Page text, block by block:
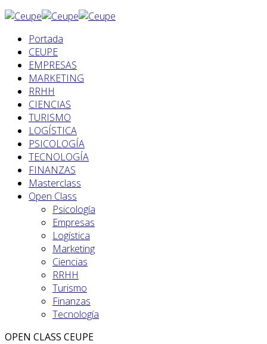
Portada
CEUPE
EMPRESAS
MARKETING
RRHH
CIENCIAS
TURISMO
LOGÍSTICA
PSICOLOGÍA
TECNOLOGÍA
FINANZAS
Masterclass
Open Class
Psicología
Empresas
Logística
Marketing
Ciencias
RRHH
Turismo
Finanzas
Tecnología
OPEN CLASS CEUPE